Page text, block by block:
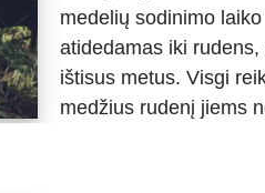
medelių sodinimo
atidedamas iki
ištisus metus. Visgi
medžius rudenį jiems